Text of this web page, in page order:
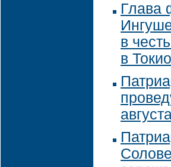
Глава
в
в Токио